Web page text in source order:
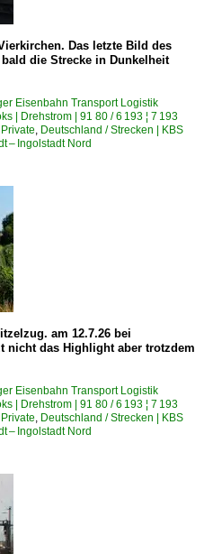
Das letzte Bild des
die Strecke in Dunkelheit
Eisenbahn Transport Logistik
| Drehstrom | 91 80 / 6 193 ¦ 7 193
, Deutschland / Strecken | KBS
– Ingolstadt Nord
am 12.7.26 bei
nicht das Highlight aber trotzdem
Eisenbahn Transport Logistik
| Drehstrom | 91 80 / 6 193 ¦ 7 193
, Deutschland / Strecken | KBS
– Ingolstadt Nord